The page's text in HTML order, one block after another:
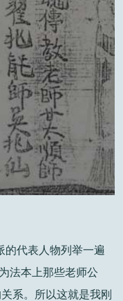
的代表人物列举一遍
法本上那些老师公
系。所以这就是我刚